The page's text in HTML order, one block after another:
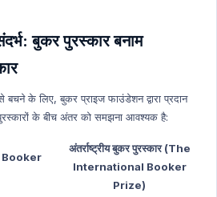
बुकर पुरस्कार बनाम
बचने के लिए, बुकर प्राइज फाउंडेशन द्वारा प्रदान
के बीच अंतर को समझना आवश्यक है:
Booker
अंतर्राष्ट्रीय बुकर पुरस्कार (The
International Booker
Prize)